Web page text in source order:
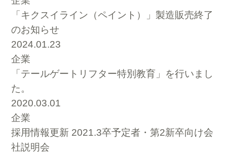
「キクスイライン（ペイント）」製造販売終了
のお知らせ
2024.01.23
企業
「テールゲートリフター特別教育」を行いまし
た。
2020.03.01
企業
採用情報更新 2021.3卒予定者・第2新卒向け会
社説明会